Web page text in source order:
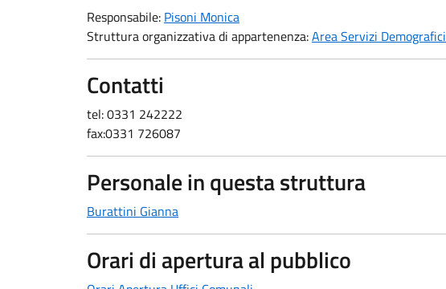
Responsabile: Pisoni Monica
Struttura organizzativa di appartenenza:Area Servizi Demografici
Contatti
tel: 0331 242222
fax:0331 726087
Personale in questa struttura
Burattini Gianna
Orari di apertura al pubblico